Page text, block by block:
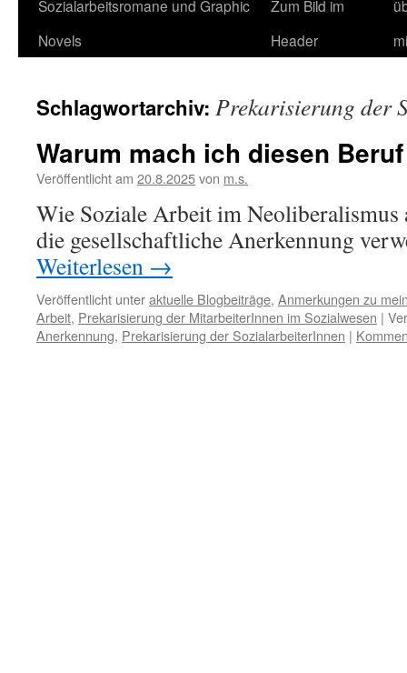
Sozialarbeitsromane und Graphic
Novels
Zum Bild im
Header
Schlagwortarchiv: Prekarisierung der
Warum mach ich diesen
Veröffentlicht am 20.8.2025von m.s.
Wie Soziale Arbeit im Neoliberalismus
die gesellschaftliche Anerkennung
Weiterlesen →
Veröffentlicht unteraktuelle Blogbeiträge, Anmerkungen zu
Arbeit, Prekarisierung der MitarbeiterInnen im Sozialwesen |
Anerkennung, Prekarisierung der SozialarbeiterInnen |